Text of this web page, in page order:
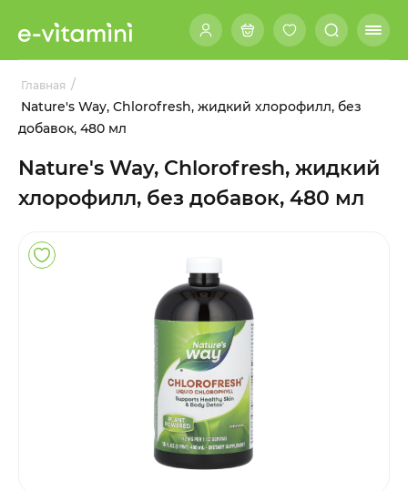
Главная /
Nature's Way, Chlorofresh, жидкий хлорофилл, без
добавок, 480 мл
Nature's Way, Chlorofresh, жидкий
хлорофилл, без добавок, 480 мл